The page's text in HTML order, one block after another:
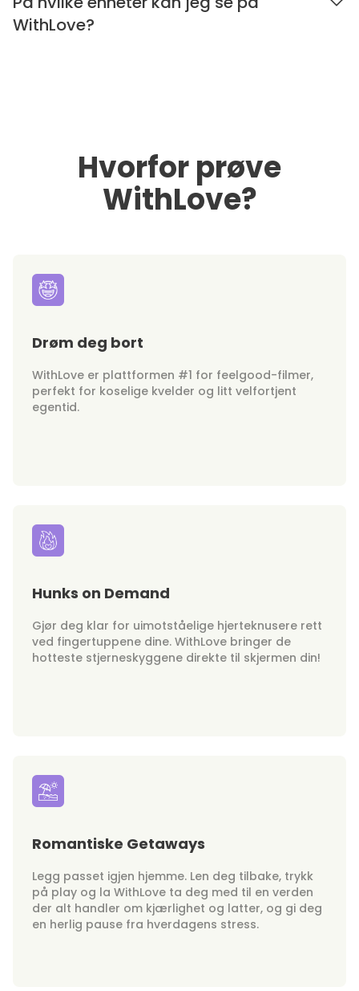
WithLove?
Hvorfor prøve
WithLove?
Drøm deg bort
WithLove er plattformen #1 for feelgood-filmer,
perfekt for koselige kvelder og litt velfortjent
egentid.
Hunks on Demand
Gjør deg klar for uimotståelige hjerteknusere rett
ved fingertuppene dine. WithLove bringer de
hotteste stjerneskyggene direkte til skjermen din!
Romantiske Getaways
Legg passet igjen hjemme. Len deg tilbake, trykk
på play og la WithLove ta deg med til en verden
der alt handler om kjærlighet og latter, og gi deg
en herlig pause fra hverdagens stress.